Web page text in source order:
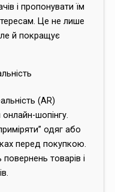
і пропонувати їм
Це не лише
й покращує
(AR)
шопінгу.
одяг або
перед покупкою.
товарів і